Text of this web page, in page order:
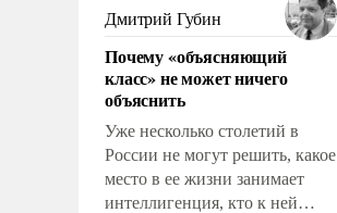
фундаментальным знанием,
что мировая политика имеет
свойство заявляться на порог
нашего дома.
Дмитрий Губин
Почему «объясняющий
класс» не может ничего
объяснить
Уже несколько столетий в
России не могут решить, какое
место в ее жизни занимает
интеллигенция, кто к ней